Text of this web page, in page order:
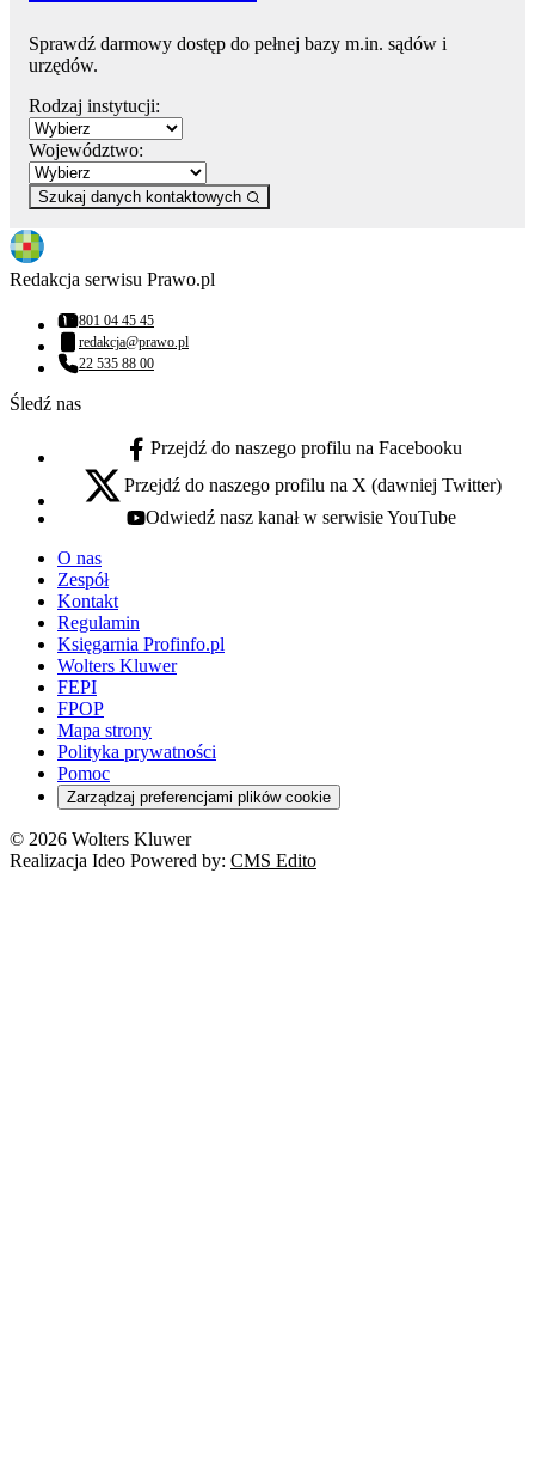
Sprawdź darmowy dostęp do pełnej bazy m.in. sądów i
urzędów.
Rodzaj instytucji:
Województwo:
Szukaj danych kontaktowych
Redakcja serwisu Prawo.pl
Numer telefonu:
801 04 45 45
Adres email:
redakcja@prawo.pl
Numer telefonu:
22 535 88 00
Śledź nas
facebook - otwiera się w nowej karcie
Przejdź do naszego profilu na Facebooku
x - otwiera się w nowej karcie
Przejdź do naszego profilu na X (dawniej Twitter)
youtube - otwiera się w nowej karcie
Odwiedź nasz kanał w serwisie YouTube
O nas
Zespół
Kontakt
Regulamin
Księgarnia Profinfo.pl
Wolters Kluwer
FEPI
FPOP
Mapa strony
Polityka prywatności
Pomoc
Zarządzaj preferencjami plików cookie
© 2026 Wolters Kluwer
Realizacja Ideo Powered by: CMS Edito